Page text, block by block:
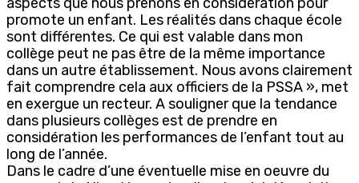
promote un enfant. Les réalités dans chaque école
sont différentes. Ce qui est valable dans mon
collège peut ne pas être de la même importance
dans un autre établissement. Nous avons clairement
fait comprendre cela aux officiers de la PSSA », met
en exergue un recteur. A souligner que la tendance
dans plusieurs collèges est de prendre en
considération les performances de l’enfant tout au
long de l’année.
Dans le cadre d’une éventuelle mise en oeuvre du